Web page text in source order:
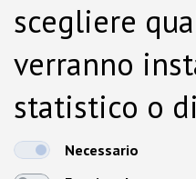
scegliere
verranno
statistico o
dalla Cookie
Necessario